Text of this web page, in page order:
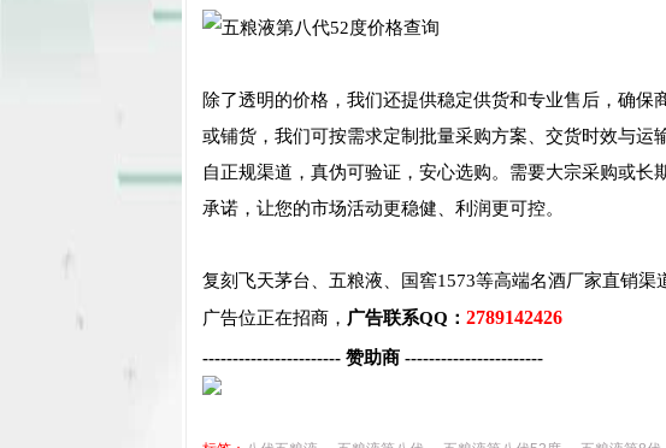
除了透明的价格，我们还提供稳定供货和专业售后，确
或铺货，我们可按需求定制批量采购方案、交货时效与
自正规渠道，真伪可验证，安心选购。需要大宗采购或
承诺，让您的市场活动更稳健、利润更可控。
复刻飞天茅台、五粮液、国窖1573等高端名酒厂家直销渠
广告位正在招商， 广告联系QQ： 2789142426
----------------------- 赞助商 -----------------------